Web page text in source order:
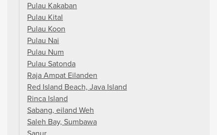
Pulau Kakaban
Pulau Kital
Pulau Koon
Pulau Nai
Pulau Num
Pulau Satonda
Raja Ampat Eilanden
Red Island Beach, Java Island
Rinca Island
Sabang, eiland Weh
Saleh Bay, Sumbawa